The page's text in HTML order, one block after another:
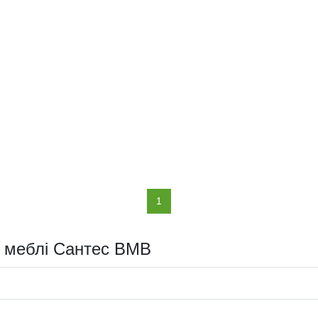
1
меблі Сантес ВМВ